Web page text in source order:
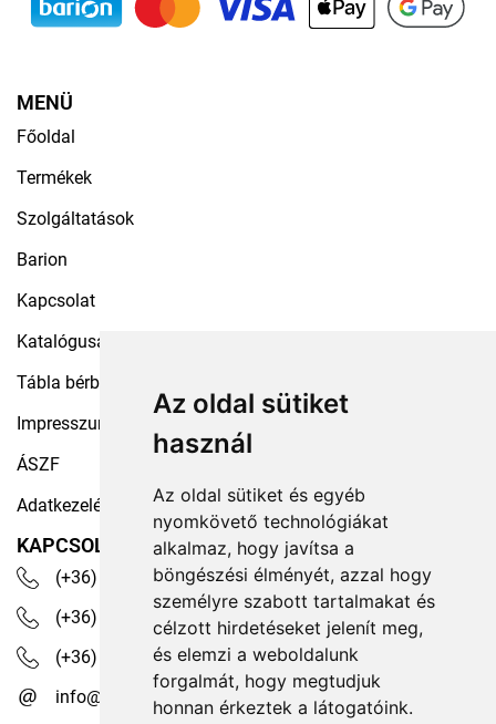
Az oldal sütiket
használ
Az oldal sütiket és egyéb
nyomkövető technológiákat
alkalmaz, hogy javítsa a
böngészési élményét, azzal hogy
személyre szabott tartalmakat és
célzott hirdetéseket jelenít meg,
és elemzi a weboldalunk
forgalmát, hogy megtudjuk
honnan érkeztek a látogatóink.
MENÜ
Főoldal
Termékek
Szolgáltatások
Barion
Kapcsolat
Katalógusaink
Tábla bérbeadás
Impresszum
ÁSZF
Adatkezelési tájékoztató
KAPCSOLAT
(+36) 30 535 4503
(+36) 1 329 7472
(+36) 1 350 1236
info@robotex.hu